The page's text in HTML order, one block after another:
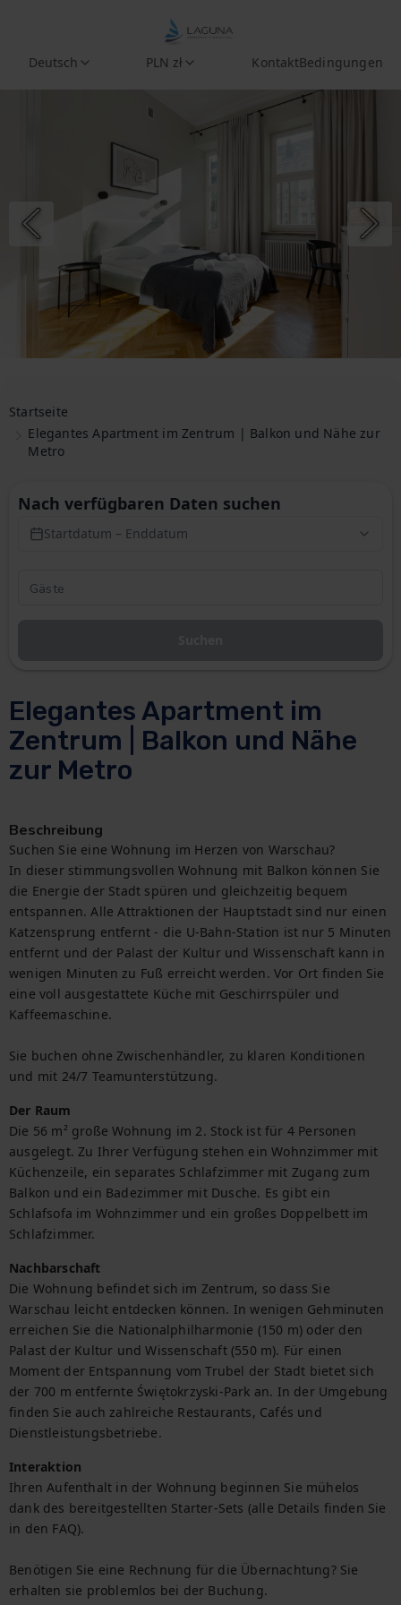
Deutsch PLN zł KontaktBedingungen
Startseite
Elegantes Apartment im Zentrum | Balkon und Nähe zur
Metro
Elegantes Apartment im
Zentrum | Balkon und Nähe
zur Metro
Beschreibung
Suchen Sie eine Wohnung im Herzen von Warschau?
In dieser stimmungsvollen Wohnung mit Balkon können Sie
die Energie der Stadt spüren und gleichzeitig bequem
entspannen. Alle Attraktionen der Hauptstadt sind nur einen
Katzensprung entfernt - die U-Bahn-Station ist nur 5 Minuten
entfernt und der Palast der Kultur und Wissenschaft kann in
wenigen Minuten zu Fuß erreicht werden. Vor Ort finden Sie
eine voll ausgestattete Küche mit Geschirrspüler und
Kaffeemaschine.
Sie buchen ohne Zwischenhändler, zu klaren Konditionen
und mit 24/7 Teamunterstützung.
Der Raum
Die 56 m² große Wohnung im 2. Stock ist für 4 Personen
ausgelegt. Zu Ihrer Verfügung stehen ein Wohnzimmer mit
Küchenzeile, ein separates Schlafzimmer mit Zugang zum
Balkon und ein Badezimmer mit Dusche. Es gibt ein
Schlafsofa im Wohnzimmer und ein großes Doppelbett im
Schlafzimmer.
Nachbarschaft
Die Wohnung befindet sich im Zentrum, so dass Sie
Warschau leicht entdecken können. In wenigen Gehminuten
erreichen Sie die Nationalphilharmonie (150 m) oder den
Palast der Kultur und Wissenschaft (550 m). Für einen
Moment der Entspannung vom Trubel der Stadt bietet sich
der 700 m entfernte Świętokrzyski-Park an. In der Umgebung
finden Sie auch zahlreiche Restaurants, Cafés und
Dienstleistungsbetriebe.
Interaktion
Ihren Aufenthalt in der Wohnung beginnen Sie mühelos
dank des bereitgestellten Starter-Sets (alle Details finden Sie
in den FAQ).
Benötigen Sie eine Rechnung für die Übernachtung? Sie
erhalten sie problemlos bei der Buchung.
Nach verfügbaren Daten suchen
Startdatum – Enddatum